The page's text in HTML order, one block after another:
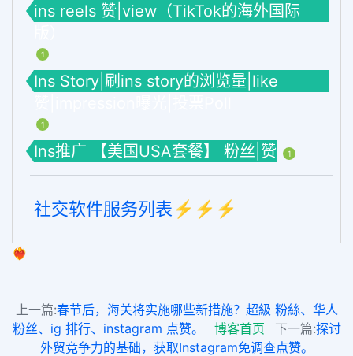
ins reels 赞|view（TikTok的海外国际
1
Ins Story|刷ins story的浏览量|like
1
Ins推广 【美国USA套餐】 粉丝|赞 1
社交软件服务列表⚡️⚡️⚡️
❤️‍🔥
上一篇:春节后，海关将实施哪些新措施？超級 粉絲、华人
粉丝、ig 排行、instagram 点赞。
博客首页 下一篇:探讨
外贸竞争力的基础，获取Instagram免调查点赞。